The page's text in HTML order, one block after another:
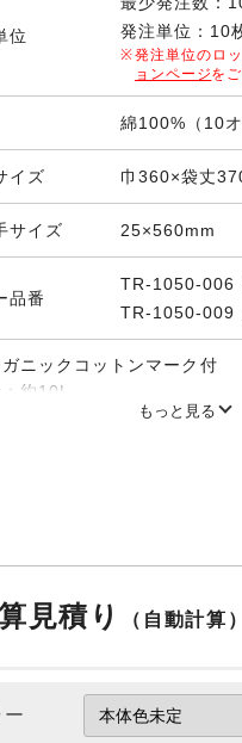
位
発注単位：10
発注単位のロ
ョンページを
綿100%（10オ
イズ 巾360×袋丈
サイズ 25×560mm
品番
TR-1050-006
TR-1050-009
ニックコットンマーク付
約10L
もっと見る
見積り （自動計算）
ー